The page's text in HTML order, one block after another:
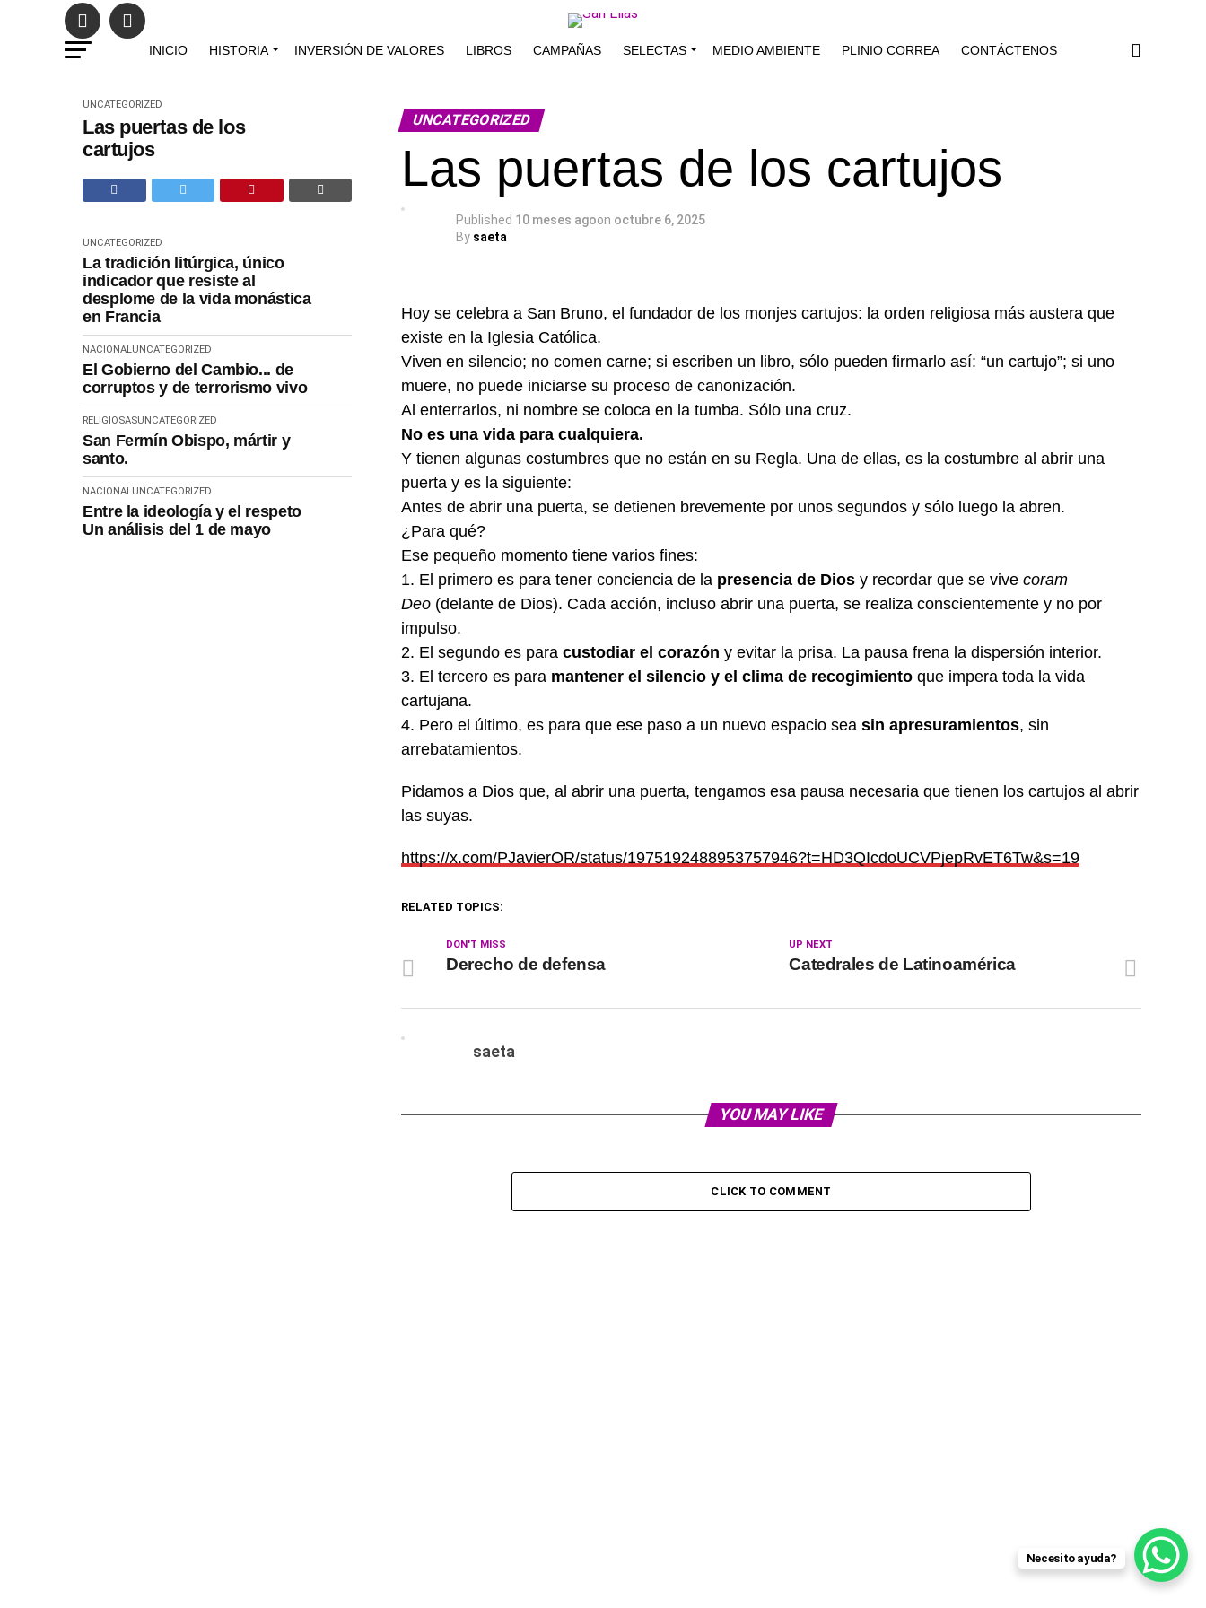
INICIO HISTORIA INVERSIÓN DE VALORES LIBROS CAMPAÑAS SELECTAS MEDIO AMBIENTE PLINIO CORREA CONTÁCTENOS
UNCATEGORIZED
Las puertas de los
cartujos
UNCATEGORIZED
La tradición litúrgica, único
indicador que resiste al
desplome de la vida monástica
en Francia
NACIONALUNCATEGORIZED
El Gobierno del Cambio... de
corruptos y de terrorismo vivo
RELIGIOSASUNCATEGORIZED
San Fermín Obispo, mártir y
santo.
NACIONALUNCATEGORIZED
Entre la ideología y el respeto
Un análisis del 1 de mayo
UNCATEGORIZED
Las puertas de los cartujos
Published 10 meses agoon octubre 6, 2025
By saeta
Hoy se celebra a San Bruno, el fundador de los monjes cartujos: la orden religiosa más austera que
existe en la Iglesia Católica.
Viven en silencio; no comen carne; si escriben un libro, sólo pueden firmarlo así: “un cartujo”; si uno
muere, no puede iniciarse su proceso de canonización.
Al enterrarlos, ni nombre se coloca en la tumba. Sólo una cruz.
No es una vida para cualquiera.
Y tienen algunas costumbres que no están en su Regla. Una de ellas, es la costumbre al abrir una
puerta y es la siguiente:
Antes de abrir una puerta, se detienen brevemente por unos segundos y sólo luego la abren.
¿Para qué?
Ese pequeño momento tiene varios fines:
1. El primero es para tener conciencia de la presencia de Dios y recordar que se vive coram
Deo (delante de Dios). Cada acción, incluso abrir una puerta, se realiza conscientemente y no por
impulso.
2. El segundo es para custodiar el corazón y evitar la prisa. La pausa frena la dispersión interior.
3. El tercero es para mantener el silencio y el clima de recogimiento que impera toda la vida
cartujana.
4. Pero el último, es para que ese paso a un nuevo espacio sea sin apresuramientos, sin
arrebatamientos.
Pidamos a Dios que, al abrir una puerta, tengamos esa pausa necesaria que tienen los cartujos al abrir
las suyas.
https://x.com/PJavierOR/status/1975192488953757946?t=HD3QIcdoUCVPjepRvET6Tw&s=19
RELATED TOPICS:
UP NEXT
Catedrales de Latinoamérica
DON'T MISS
Derecho de defensa
saeta
YOU MAY LIKE
CLICK TO COMMENT
Necesito ayuda?